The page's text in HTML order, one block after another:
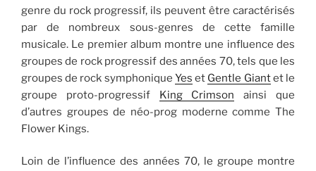
genre du rock progressif, ils peuvent être caractérisés
par de nombreux sous-genres de cette famille
musicale. Le premier album montre une influence des
groupes de rock progressif des années 70, tels que les
groupes de rock symphonique Yes et Gentle Giantet le
groupe proto-progressif King Crimson ainsi que
d’autres groupes de néo-prog moderne comme The
Flower Kings.
Loin de l’influence des années 70, le groupe montre